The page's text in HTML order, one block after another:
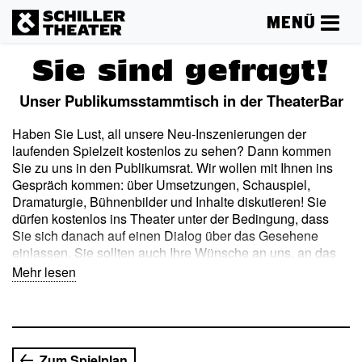
MENÜ
Sie sind gefragt!
Unser Publikumsstammtisch in der TheaterBar
Haben Sie Lust, all unsere Neu-Inszenierungen der
laufenden Spielzeit kostenlos zu sehen? Dann kommen
Sie zu uns in den Publikumsrat. Wir wollen mit Ihnen ins
Gespräch kommen: über Umsetzungen, Schauspiel,
Dramaturgie, Bühnenbilder und Inhalte diskutieren! Sie
dürfen kostenlos ins Theater unter der Bedingung, dass
Sie sich danach auf einen Dialog über das Gesehene
einlassen. Sie sollten auch Ihre Wünsche an uns, an das
Theater, äußern. Und wenn Sie wollen, können Sie sogar
eine Publikumskritik schreiben. In dieser Gemeinschaft
Mehr lesen